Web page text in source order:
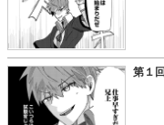
この話を読む
この話を読む
第１